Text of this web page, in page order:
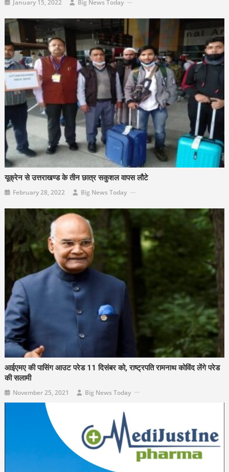
January 15, 2022 Big News Today
यूक्रेन से उत्तराखण्ड के तीन छात्र सकुशल वापस लौटे
February 28, 2022 Big News Today
आईएमए की पासिंग आउट परेड 11 दिसंबर को, राष्ट्रपति रामनाथ कोविंद लेंगे परेड
की सलामी
November 25, 2021 Big News Today